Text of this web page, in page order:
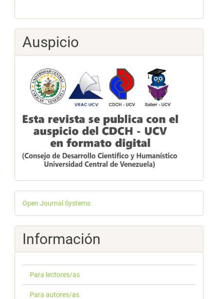
Auspicio
Desarrollado
por
Open Journal Systems
Información
Para lectores/as
Para autores/as